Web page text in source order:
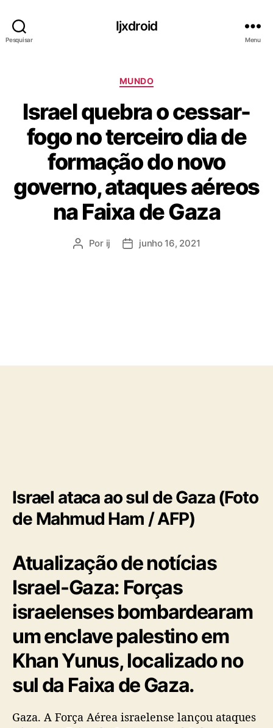
Pesquisar
Ijxdroid
Menu
C
t
e
g
o
r
i
a
s
MUNDO
Israel quebra o cessar-
fogo no terceiro dia de
formação do novo
governo, ataques aéreos
na Faixa de Gaza
A
s
Por ij
D
l
junho 16, 2021
Israel ataca ao sul de Gaza (Foto
de Mahmud Ham / AFP)
Atualização de notícias
Israel-Gaza: Forças
israelenses bombardearam
um enclave palestino em
Khan Yunus, localizado no
sul da Faixa de Gaza.
Gaza. A Força Aérea israelense lançou ataques